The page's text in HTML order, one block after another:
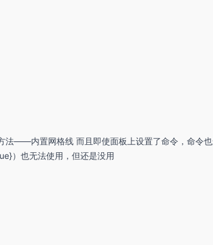
——内置网格线 而且即使面板上设置了命令，命令
）也无法使用，但还是没用